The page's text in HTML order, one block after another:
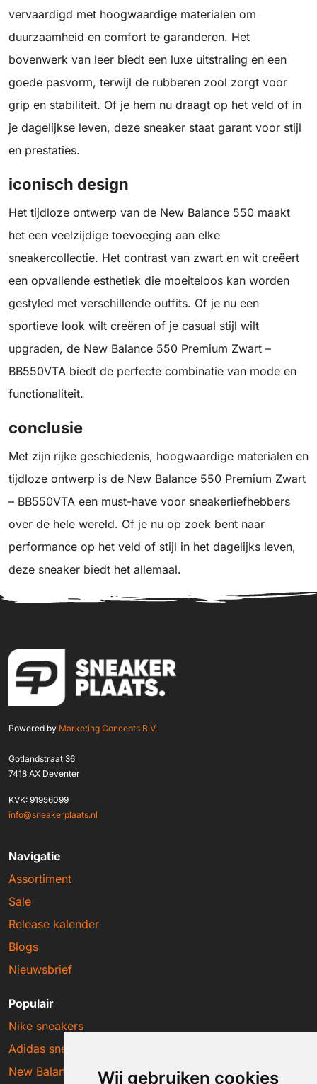
Wij gebruiken cookies
vervaardigd met hoogwaardige materialen om
duurzaamheid en comfort te garanderen. Het
bovenwerk van leer biedt een luxe uitstraling en een
goede pasvorm, terwijl de rubberen zool zorgt voor
grip en stabiliteit. Of je hem nu draagt op het veld of in
je dagelijkse leven, deze sneaker staat garant voor stijl
en prestaties.
iconisch design
Het tijdloze ontwerp van de New Balance 550 maakt
het een veelzijdige toevoeging aan elke
sneakercollectie. Het contrast van zwart en wit creëert
een opvallende esthetiek die moeiteloos kan worden
gestyled met verschillende outfits. Of je nu een
sportieve look wilt creëren of je casual stijl wilt
upgraden, de New Balance 550 Premium Zwart –
BB550VTA biedt de perfecte combinatie van mode en
functionaliteit.
conclusie
Met zijn rijke geschiedenis, hoogwaardige materialen en
tijdloze ontwerp is de New Balance 550 Premium Zwart
– BB550VTA een must-have voor sneakerliefhebbers
over de hele wereld. Of je nu op zoek bent naar
performance op het veld of stijl in het dagelijks leven,
deze sneaker biedt het allemaal.
Powered by Marketing Concepts B.V.
Gotlandstraat 36
7418 AX Deventer
KVK: 91956099
info@sneakerplaats.nl
Navigatie
Assortiment
Sale
Release kalender
Blogs
Nieuwsbrief
Populair
Nike sneakers
Adidas sneakers
New Balance sneakers